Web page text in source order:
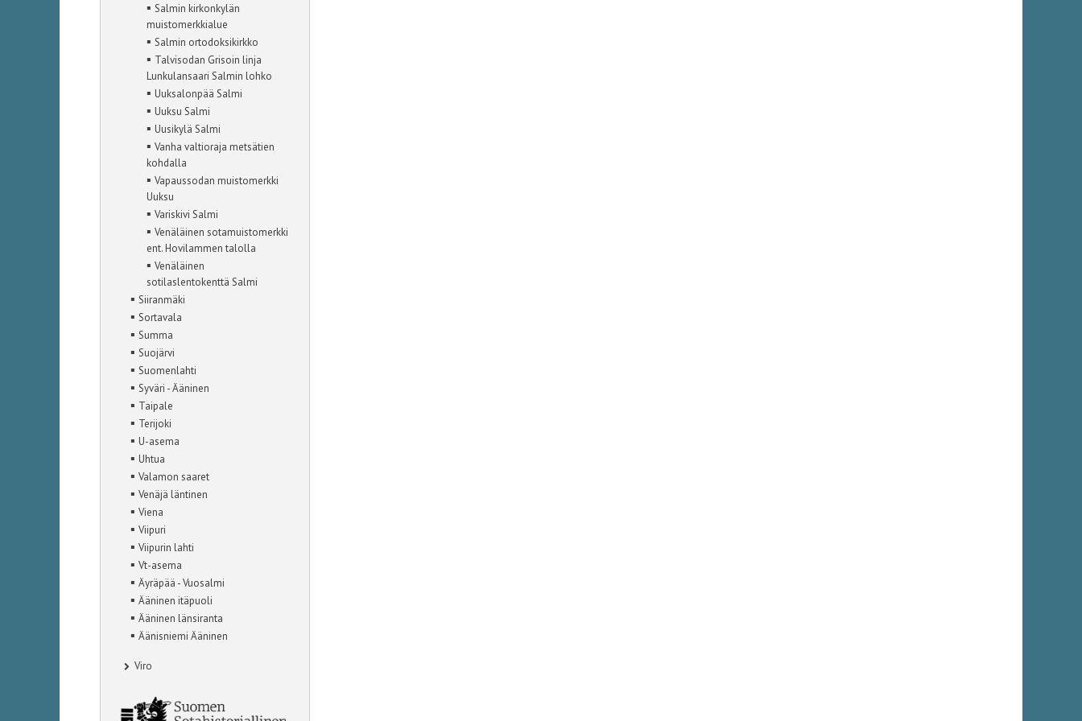
▪ Salmin kirkonkylän
muistomerkkialue
▪ Salmin ortodoksikirkko
▪ Talvisodan Grisoin linja
Lunkulansaari Salmin lohko
▪ Uuksalonpää Salmi
▪ Uuksu Salmi
▪ Uusikylä Salmi
▪ Vanha valtioraja metsätien
kohdalla
▪ Vapaussodan muistomerkki
Uuksu
▪ Variskivi Salmi
▪ Venäläinen sotamuistomerkki
ent. Hovilammen talolla
▪ Venäläinen
sotilaslentokenttä Salmi
▪ Siiranmäki
▪ Sortavala
▪ Summa
▪ Suojärvi
▪ Suomenlahti
▪ Syväri - Ääninen
▪ Taipale
▪ Terijoki
▪ U-asema
▪ Uhtua
▪Valamon saaret
▪Venäjä läntinen
▪Viena
▪Viipuri
▪Viipurin lahti
▪Vt-asema
▪Äyräpää - Vuosalmi
▪Ääninen itäpuoli
▪Ääninen länsiranta
▪Äänisniemi Ääninen
Viro